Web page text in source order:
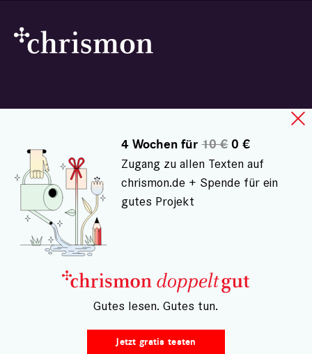
PODCAST
WEBINAR
ZUM WOCHENENDE
KOLUMNEN ABONNIEREN
CHRISMON PLUS MAGAZIN
4 Wochen für10 €0 €
Zugang zu allen Texten auf
chrismon.de + Spende für ein
gutes Projekt
– Gutes lesen. Gutes tun.
Jetzt gratis testen